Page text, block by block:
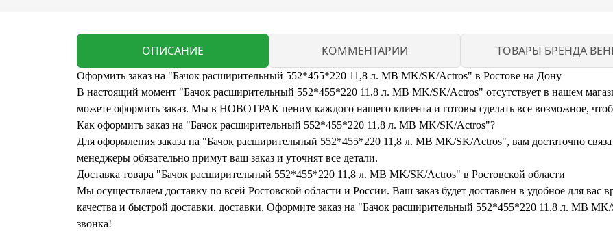
ОПИСАНИЕ КОММЕНТАРИИ ТОВАРЫ БРЕНДА
Оформить заказ на "Бачок расширительный 552*455*220 11,8 л. MB MK/SK/Actros" в Ростове на Дону
В настоящий момент "Бачок расширительный 552*455*220 11,8 л. MB MK/SK/Actros" отсутствует в нашем
можете оформить заказ. Мы в НОВОТРАК ценим каждого нашего клиента и готовы сделать все возможное,
Как оформить заказ на "Бачок расширительный 552*455*220 11,8 л. MB MK/SK/Actros"?
Для оформления заказа на "Бачок расширительный 552*455*220 11,8 л. MB MK/SK/Actros", вам достаточно
менеджеры обязательно примут ваш заказ и уточнят все детали.
Доставка товара "Бачок расширительный 552*455*220 11,8 л. MB MK/SK/Actros" в Ростовской области
Мы осуществляем доставку по всей Ростовской области и России. Ваш заказ будет доставлен в удобное для
качества и быстрой доставки. доставки. Оформите заказ на "Бачок расширительный 552*455*220 11,8 л. MB
звонка!